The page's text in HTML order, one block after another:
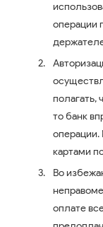
операции
полагать,
то банк
картами
Во
оплате